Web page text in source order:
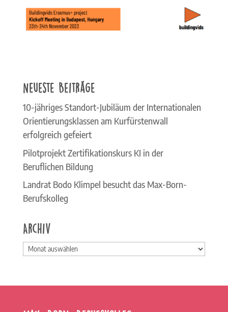
Neueste Beiträge
10-jähriges Standort-Jubiläum der Internationalen
Orientierungsklassen am Kurfürstenwall
erfolgreich gefeiert
Pilotprojekt Zertifikationskurs KI in der
Beruflichen Bildung
Landrat Bodo Klimpel besucht das Max-Born-
Berufskolleg
Archiv
Archiv